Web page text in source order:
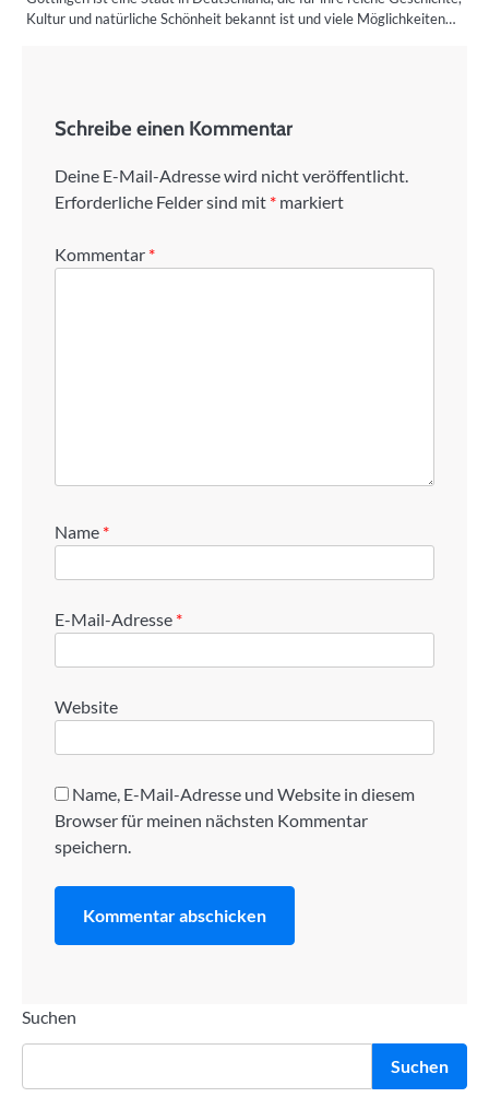
Kultur und natürliche Schönheit bekannt ist und viele Möglichkeiten…
Schreibe einen Kommentar
Deine E-Mail-Adresse wird nicht veröffentlicht.
Erforderliche Felder sind mit * markiert
Kommentar *
Name *
E-Mail-Adresse *
Website
Name, E-Mail-Adresse und Website in diesem
Browser für meinen nächsten Kommentar
speichern.
Suchen
Suchen